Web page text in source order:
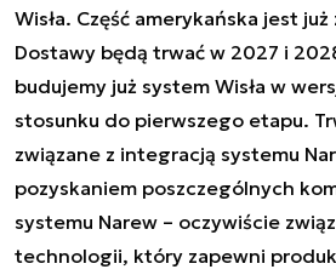
Wisła. Część amerykańska jest
Dostawy będą trwać w 2027 i
budujemy już system Wisła w
stosunku do pierwszego etapu.
związane z integracją systemu
pozyskaniem poszczególnych
systemu Narew – oczywiście
technologii, który zapewni